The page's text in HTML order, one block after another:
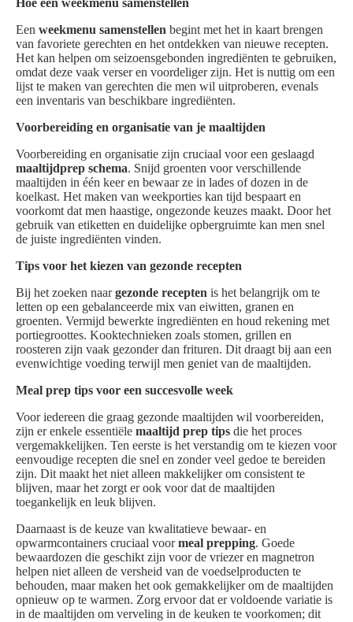
Hoe een weekmenu samenstellen
Een weekmenu samenstellen begint met het in kaart brengen
van favoriete gerechten en het ontdekken van nieuwe recepten.
Het kan helpen om seizoensgebonden ingrediënten te gebruiken,
omdat deze vaak verser en voordeliger zijn. Het is nuttig om een
lijst te maken van gerechten die men wil uitproberen, evenals
een inventaris van beschikbare ingrediënten.
Voorbereiding en organisatie van je maaltijden
Voorbereiding en organisatie zijn cruciaal voor een geslaagd
maaltijdprep schema. Snijd groenten voor verschillende
maaltijden in één keer en bewaar ze in lades of dozen in de
koelkast. Het maken van weekporties kan tijd bespaart en
voorkomt dat men haastige, ongezonde keuzes maakt. Door het
gebruik van etiketten en duidelijke opbergruimte kan men snel
de juiste ingrediënten vinden.
Tips voor het kiezen van gezonde recepten
Bij het zoeken naargezonde recepten is het belangrijk om te
letten op een gebalanceerde mix van eiwitten, granen en
groenten. Vermijd bewerkte ingrediënten en houd rekening met
portiegroottes. Kooktechnieken zoals stomen, grillen en
roosteren zijn vaak gezonder dan frituren. Dit draagt bij aan een
evenwichtige voeding terwijl men geniet van de maaltijden.
Meal prep tips voor een succesvolle week
Voor iedereen die graag gezonde maaltijden wil voorbereiden,
zijn er enkele essentiële maaltijd prep tips die het proces
vergemakkelijken. Ten eerste is het verstandig om te kiezen voor
eenvoudige recepten die snel en zonder veel gedoe te bereiden
zijn. Dit maakt het niet alleen makkelijker om consistent te
blijven, maar het zorgt er ook voor dat de maaltijden
toegankelijk en leuk blijven.
Daarnaast is de keuze van kwalitatieve bewaar- en
opwarmcontainers cruciaal voormeal prepping. Goede
bewaardozen die geschikt zijn voor de vriezer en magnetron
helpen niet alleen de versheid van de voedselproducten te
behouden, maar maken het ook gemakkelijker om de maaltijden
opnieuw op te warmen. Zorg ervoor dat er voldoende variatie is
in de maaltijden om verveling in de keuken te voorkomen; dit